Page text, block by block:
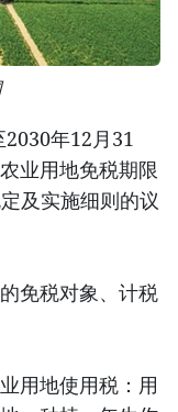
年12月31
业用地免税期限
及实施细则的议
免税对象、计税
用地使用税：用